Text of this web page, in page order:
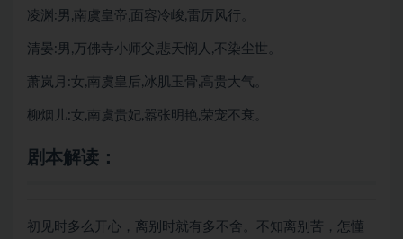
凌渊:男,南虞皇帝,面容冷峻,雷厉风行。
清晏:男,万佛寺小师父,悲天悯人,不染尘世。
萧岚月:女,南虞皇后,冰肌玉骨,高贵大气。
柳烟儿:女,南虞贵妃,嚣张明艳,荣宠不衰。
剧本解读：
初见时多么开心，离别时就有多不舍。不知离别苦，怎懂